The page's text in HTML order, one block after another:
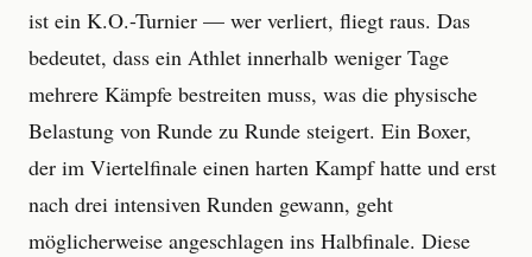
ist ein K.O.-Turnier — wer verliert, fliegt raus. Das
bedeutet, dass ein Athlet innerhalb weniger Tage
mehrere Kämpfe bestreiten muss, was die physische
Belastung von Runde zu Runde steigert. Ein Boxer,
der im Viertelfinale einen harten Kampf hatte und erst
nach drei intensiven Runden gewann, geht
möglicherweise angeschlagen ins Halbfinale. Diese